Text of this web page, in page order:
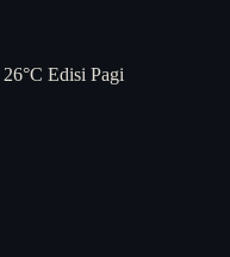
26°C Edisi Pagi